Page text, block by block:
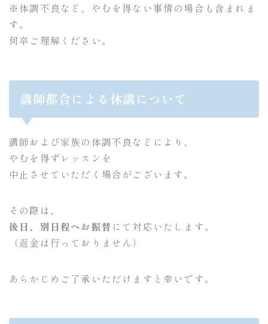
※体調不良など、やむを得ない事情の場合も含まれま
す。
何卒ご理解ください。
講師都合による休講について
講師および家族の体調不良などにより、
やむを得ずレッスンを
中止させていただく場合がございます。
その際は、
後日、別日程へお振替 にて対応いたします。
（返金は行っておりません）
あらかじめご了承いただけますと幸いです。